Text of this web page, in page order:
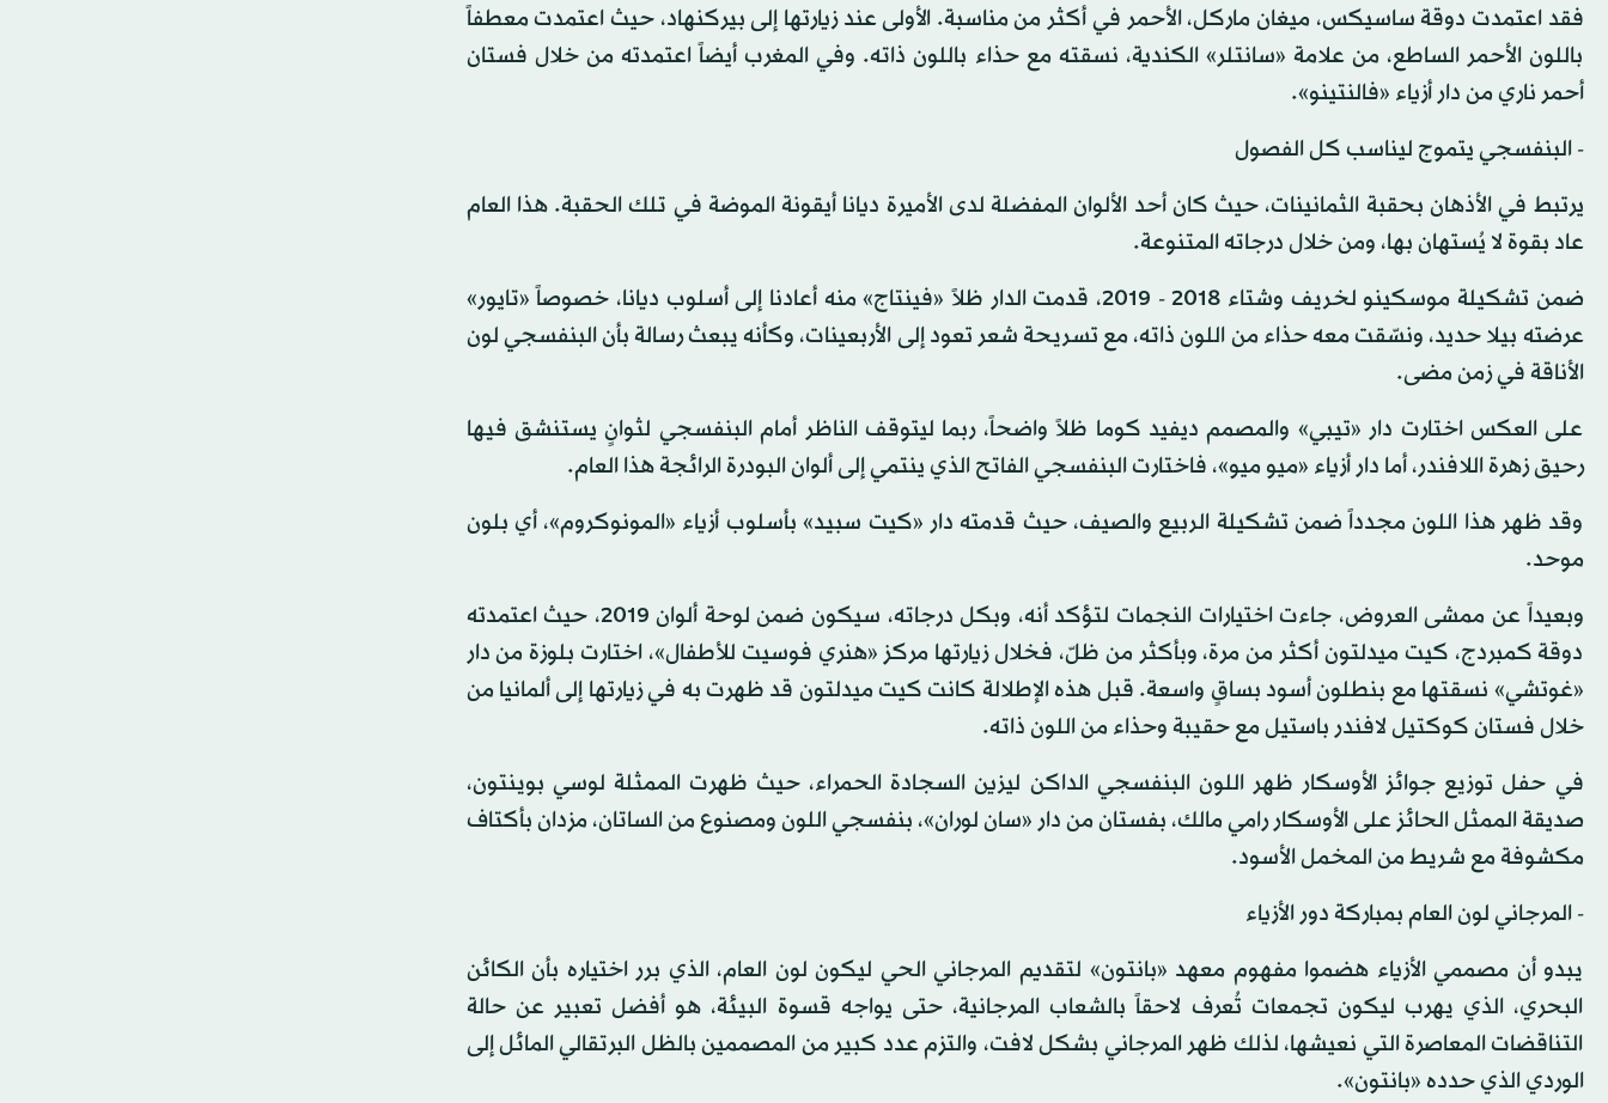
فقد اعتمدت دوقة ساسيكس، ميغان ماركل، الأحمر في أكثر من مناسبة. الأولى عند زيارتها إلى بيركنهاد، حيث اعتمدت معطفاً
باللون الأحمر الساطع، من علامة «سانتلر» الكندية، نسقته مع حذاء باللون ذاته. وفي المغرب أيضاً اعتمدته من خلال فستان
أحمر ناري من دار أزياء «فالنتينو».
- البنفسجي يتموج ليناسب كل الفصول
يرتبط في الأذهان بحقبة الثمانينات، حيث كان أحد الألوان المفضلة لدى الأميرة ديانا أيقونة الموضة في تلك الحقبة. هذا العام
عاد بقوة لا يُستهان بها، ومن خلال درجاته المتنوعة.
ضمن تشكيلة موسكينو لخريف وشتاء 2018 - 2019، قدمت الدار ظلاً «فينتاج» منه أعادنا إلى أسلوب ديانا، خصوصاً «تايور»
عرضته بيلا حديد، ونسّقت معه حذاء من اللون ذاته، مع تسريحة شعر تعود إلى الأربعينات، وكأنه يبعث رسالة بأن البنفسجي لون
الأناقة في زمن مضى.
على العكس اختارت دار «تيبي» والمصمم ديفيد كوما ظلاً واضحاً، ربما ليتوقف الناظر أمام البنفسجي لثوانٍ يستنشق فيها
رحيق زهرة اللافندر، أما دار أزياء «ميو ميو»، فاختارت البنفسجي الفاتح الذي ينتمي إلى ألوان البودرة الرائجة هذا العام.
وقد ظهر هذا اللون مجدداً ضمن تشكيلة الربيع والصيف، حيث قدمته دار «كيت سبيد» بأسلوب أزياء «المونوكروم»، أي بلون
موحد.
وبعيداً عن ممشى العروض، جاءت اختيارات النجمات لتؤكد أنه، وبكل درجاته، سيكون ضمن لوحة ألوان 2019، حيث اعتمدته
دوقة كمبردج، كيت ميدلتون أكثر من مرة، وبأكثر من ظلّ، فخلال زيارتها مركز «هنري فوسيت للأطفال»، اختارت بلوزة من دار
«غوتشي» نسقتها مع بنطلون أسود بساقٍ واسعة. قبل هذه الإطلالة كانت كيت ميدلتون قد ظهرت به في زيارتها إلى ألمانيا من
خلال فستان كوكتيل لافندر باستيل مع حقيبة وحذاء من اللون ذاته.
في حفل توزيع جوائز الأوسكار ظهر اللون البنفسجي الداكن ليزين السجادة الحمراء، حيث ظهرت الممثلة لوسي بوينتون،
صديقة الممثل الحائز على الأوسكار رامي مالك، بفستان من دار «سان لوران»، بنفسجي اللون ومصنوع من الساتان، مزدان بأكتاف
مكشوفة مع شريط من المخمل الأسود.
- المرجاني لون العام بمباركة دور الأزياء
يبدو أن مصممي الأزياء هضموا مفهوم معهد «بانتون» لتقديم المرجاني الحي ليكون لون العام، الذي برر اختياره بأن الكائن
البحري، الذي يهرب ليكون تجمعات تُعرف لاحقاً بالشعاب المرجانية، حتى يواجه قسوة البيئة، هو أفضل تعبير عن حالة
التناقضات المعاصرة التي نعيشها، لذلك ظهر المرجاني بشكل لافت، والتزم عدد كبير من المصممين بالظل البرتقالي المائل إلى
الوردي الذي حدده «بانتون».